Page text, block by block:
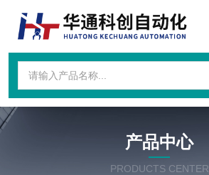
产品中心
PRODUCTS CENTER